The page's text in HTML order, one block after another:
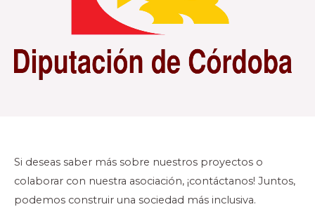
Si deseas saber más sobre nuestros proyectos o
colaborar con nuestra asociación, ¡contáctanos! Juntos,
podemos construir una sociedad más inclusiva.